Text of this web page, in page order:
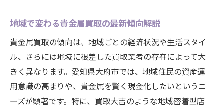
24金インゴットの市場評価ポイントとは
貴金属市場全体の動きと24金相場の関係
24金買取相場の今日の流れを見極める方法
24金相場推移から読み解く今後の市場展望
地域で変わる貴金属買取の最新傾向解説
貴金属買取の傾向は、地域ごとの経済状況や生活スタイ
ル、さらには地域に根差した買取業者の存在によって大
きく異なります。愛知県大府市では、地域住民の資産運
用意識の高まりや、貴金属を賢く現金化したいというニ
ーズが顕著です。特に、買取大吉のような地域密着型店